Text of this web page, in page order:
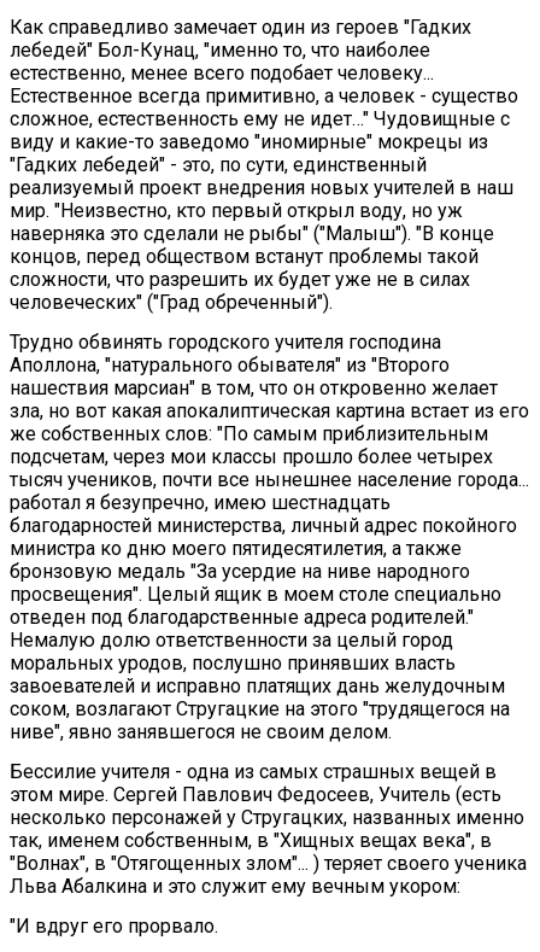
Как справедливо замечает один из героев "Гадких
лебедей" Бол-Кунац, "именно то, что наиболее
естественно, менее всего подобает человеку...
Естественное всегда примитивно, а человек - существо
сложное, естественность ему не идет…" Чудовищные с
виду и какие-то заведомо "иномирные" мокрецы из
"Гадких лебедей" - это, по сути, единственный
реализуемый проект внедрения новых учителей в наш
мир. "Неизвестно, кто первый открыл воду, но уж
наверняка это сделали не рыбы" ("Малыш"). "В конце
концов, перед обществом встанут проблемы такой
сложности, что разрешить их будет уже не в силах
человеческих" ("Град обреченный").
Трудно обвинять городского учителя господина
Аполлона, "натурального обывателя" из "Второго
нашествия марсиан" в том, что он откровенно желает
зла, но вот какая апокалиптическая картина встает из его
же собственных слов: "По самым приблизительным
подсчетам, через мои классы прошло более четырех
тысяч учеников, почти все нынешнее население города...
работал я безупречно, имею шестнадцать
благодарностей министерства, личный адрес покойного
министра ко дню моего пятидесятилетия, а также
бронзовую медаль "За усердие на ниве народного
просвещения". Целый ящик в моем столе специально
отведен под благодарственные адреса родителей."
Немалую долю ответственности за целый город
моральных уродов, послушно принявших власть
завоевателей и исправно платящих дань желудочным
соком, возлагают Стругацкие на этого "трудящегося на
ниве", явно занявшегося не своим делом.
Бессилие учителя - одна из самых страшных вещей в
этом мире. Сергей Павлович Федосеев, Учитель (есть
несколько персонажей у Стругацких, названных именно
так, именем собственным, в "Хищных вещах века", в
"Волнах", в "Отягощенных злом"... ) теряет своего ученика
Льва Абалкина и это служит ему вечным укором:
"И вдруг его прорвало.